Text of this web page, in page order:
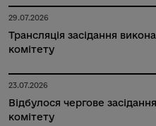
29.07.2026
Трансляція засідання
комітету
23.07.2026
Відбулося чергове
комітету